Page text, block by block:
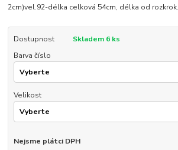
2cm)vel.92-délka celková 54cm, délka od
Dostupnost
Skladem 6 ks
Barva číslo
Velikost
Nejsme plátci DPH